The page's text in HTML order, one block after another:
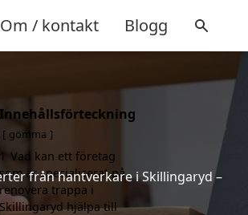
Om / kontakt Blogg
från hantverkare i Skillingaryd –
Innehållsförteckning
gömma
1 Vad kan ett företag
som är specialiserat på
renovera trappa i
Skillingaryd hjälpa till